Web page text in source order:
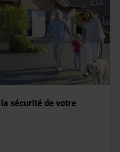
sécurité de votre